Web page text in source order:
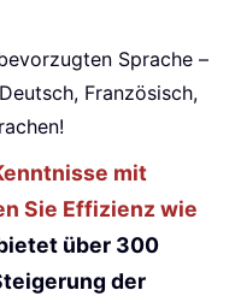
Sprache –
Französisch,
mit
Sie Effizienz wie
über 300
der